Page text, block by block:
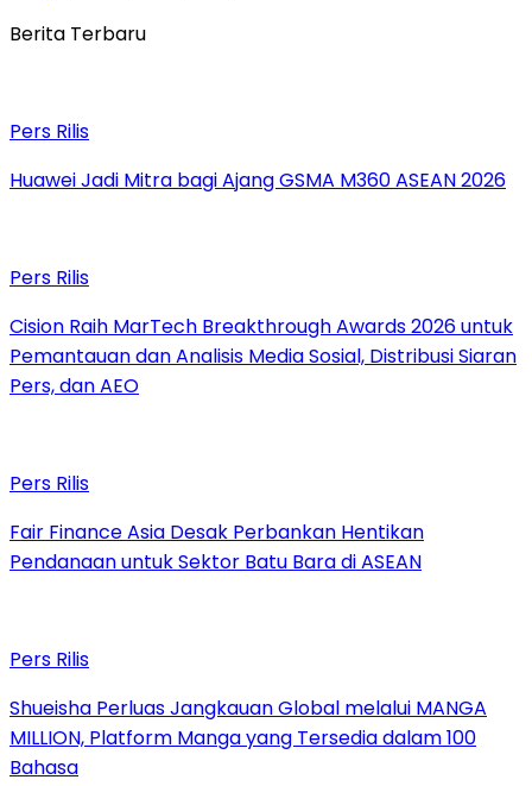
Berita Terbaru
Pers Rilis
Huawei Jadi Mitra bagi Ajang GSMA M360 ASEAN 2026
Pers Rilis
Cision Raih MarTech Breakthrough Awards 2026 untuk
Pemantauan dan Analisis Media Sosial, Distribusi Siaran
Pers, dan AEO
Pers Rilis
Fair Finance Asia Desak Perbankan Hentikan
Pendanaan untuk Sektor Batu Bara di ASEAN
Pers Rilis
Shueisha Perluas Jangkauan Global melalui MANGA
MILLION, Platform Manga yang Tersedia dalam 100
Bahasa